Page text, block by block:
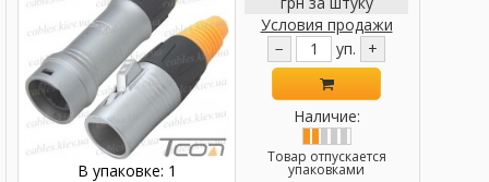
В упаковке: 1
Условия продажи
−
уп. +
Наличие:
Товар отпускается
упаковками